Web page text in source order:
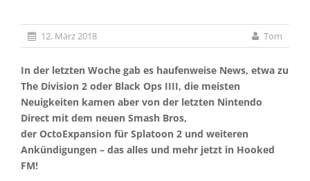
Discord
12. März 2018 Tom
In der letzten Woche gab es haufenweise News, etwa zu
The Division 2 oder Black Ops IIII, die meisten
Neuigkeiten kamen aber von der letzten Nintendo
Direct mit dem neuen Smash Bros,
der OctoExpansion für Splatoon 2 und weiteren
Ankündigungen – das alles und mehr jetzt in Hooked
FM!